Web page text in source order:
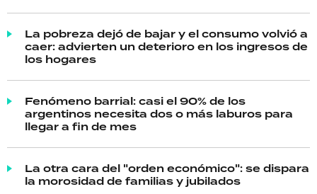
La pobreza dejó de bajar y el consumo volvió a
caer: advierten un deterioro en los ingresos de
los hogares
Fenómeno barrial: casi el 90% de los
argentinos necesita dos o más laburos para
llegar a fin de mes
La otra cara del "orden económico": se dispara
la morosidad de familias y jubilados